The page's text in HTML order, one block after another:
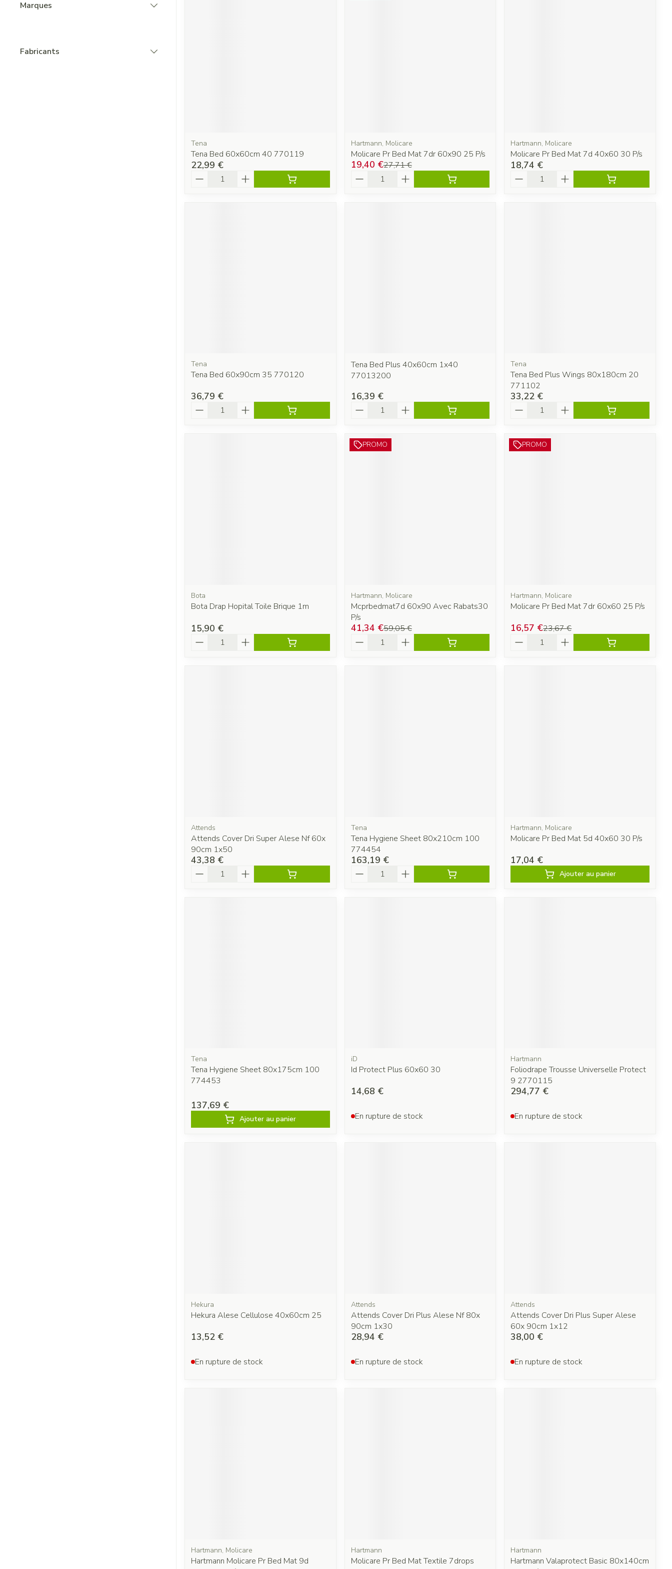
Marques
Fabricants
Tena
Tena Bed 60x60cm 40 770119
22,99 €
Quantité
Hartmann, Molicare
Molicare Pr Bed Mat 7dr 60x90 25 P/s
27,71 €
19,40 €
Quantité
Hartmann, Molicare
Molicare Pr Bed Mat 7d 40x60 30 P/s
18,74 €
Quantité
Tena
Tena Bed 60x90cm 35 770120
36,79 €
Quantité
Tena Bed Plus 40x60cm 1x40
77013200
16,39 €
Quantité
Tena
Tena Bed Plus Wings 80x180cm 20
771102
33,22 €
Quantité
Bota
Bota Drap Hopital Toile Brique 1m
15,90 €
Quantité
PROMO
Hartmann, Molicare
Mcprbedmat7d 60x90 Avec Rabats30
P/s
59,05 €
41,34 €
Quantité
PROMO
Hartmann, Molicare
Molicare Pr Bed Mat 7dr 60x60 25 P/s
23,67 €
16,57 €
Quantité
Attends
Attends Cover Dri Super Alese Nf 60x
90cm 1x50
43,38 €
Quantité
Tena
Tena Hygiene Sheet 80x210cm 100
774454
163,19 €
Quantité
Hartmann, Molicare
Molicare Pr Bed Mat 5d 40x60 30 P/s
17,04 €
Ajouter au panier
Tena
Tena Hygiene Sheet 80x175cm 100
774453
137,69 €
Ajouter au panier
iD
Id Protect Plus 60x60 30
14,68 €
En rupture de stock
Hartmann
Foliodrape Trousse Universelle Protect
9 2770115
294,77 €
En rupture de stock
Hekura
Hekura Alese Cellulose 40x60cm 25
13,52 €
En rupture de stock
Attends
Attends Cover Dri Plus Alese Nf 80x
90cm 1x30
28,94 €
En rupture de stock
Attends
Attends Cover Dri Plus Super Alese
60x 90cm 1x12
38,00 €
En rupture de stock
Hartmann, Molicare
Hartmann Molicare Pr Bed Mat 9d
Hartmann
Molicare Pr Bed Mat Textile 7drops
Hartmann
Hartmann Valaprotect Basic 80x140cm